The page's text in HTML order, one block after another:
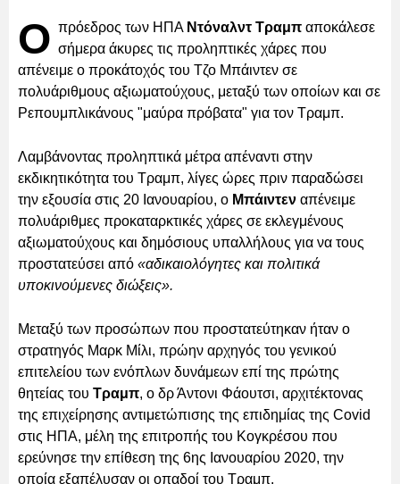
Ο πρόεδρος των ΗΠΑ Ντόναλντ Τραμπ αποκάλεσε
σήμερα άκυρες τις προληπτικές χάρες που
απένειμε ο προκάτοχός του Τζο Μπάιντεν σε
πολυάριθμους αξιωματούχους, μεταξύ των οποίων και σε
Ρεπουμπλικάνους "μαύρα πρόβατα" για τον Τραμπ.
Λαμβάνοντας προληπτικά μέτρα απέναντι στην
εκδικητικότητα του Τραμπ, λίγες ώρες πριν παραδώσει
την εξουσία στις 20 Ιανουαρίου, ο Μπάιντεν απένειμε
πολυάριθμες προκαταρκτικές χάρες σε εκλεγμένους
αξιωματούχους και δημόσιους υπαλλήλους για να τους
προστατεύσει από «αδικαιολόγητες και πολιτικά
υποκινούμενες διώξεις».
Μεταξύ των προσώπων που προστατεύτηκαν ήταν ο
στρατηγός Μαρκ Μίλι, πρώην αρχηγός του γενικού
επιτελείου των ενόπλων δυνάμεων επί της πρώτης
θητείας του Τραμπ, ο δρ Άντονι Φάουτσι, αρχιτέκτονας
της επιχείρησης αντιμετώπισης της επιδημίας της Covid
στις ΗΠΑ, μέλη της επιτροπής του Κογκρέσου που
ερεύνησε την επίθεση της 6ης Ιανουαρίου 2020, την
οποία εξαπέλυσαν οι οπαδοί του Τραμπ.